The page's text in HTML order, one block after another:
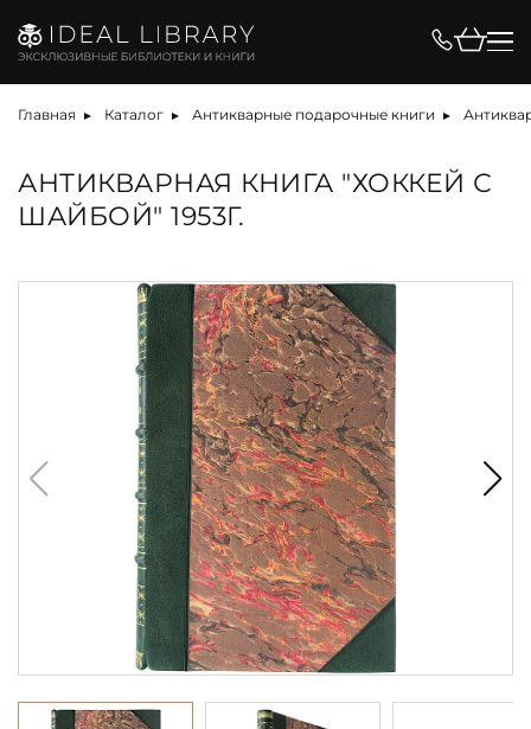
Главная Каталог Антикварные подарочные книги
АНТИКВАРНАЯ КНИГА "ХОККЕЙ С
ШАЙБОЙ" 1953Г.